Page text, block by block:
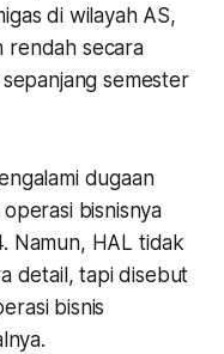
di wilayah AS,
rendah secara
semester
dugaan
bisnisnya
Namun, HAL tidak
detail, tapi disebut
bisnis